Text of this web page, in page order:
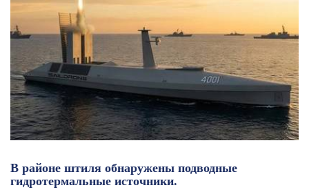
В районе штиля обнаружены подводные
гидротермальные источники.